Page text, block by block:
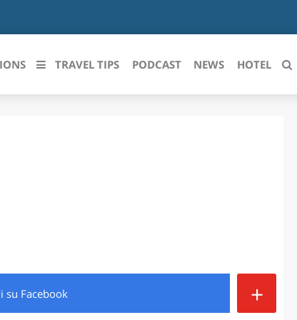
ROMAGNA PIEMONTE
TRAVEL TIPS PODCAST NEWS HOTEL
su Facebook +